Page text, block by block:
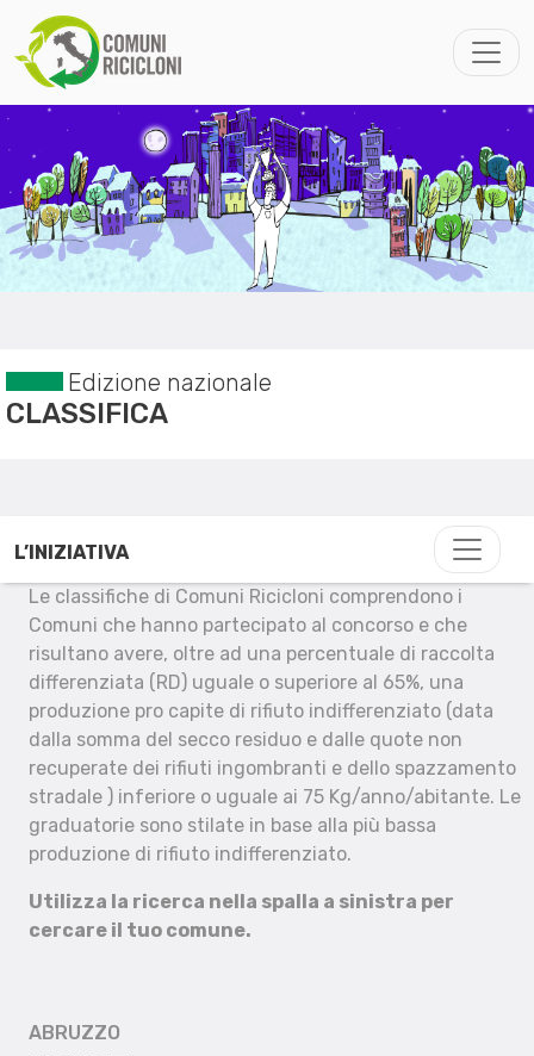
Edizione nazionale
CLASSIFICA
L’INIZIATIVA
Le classifiche di Comuni Ricicloni comprendono i
Comuni che hanno partecipato al concorso e che
risultano avere, oltre ad una percentuale di raccolta
differenziata (RD) uguale o superiore al 65%, una
produzione pro capite di rifiuto indifferenziato (data
dalla somma del secco residuo e dalle quote non
recuperate dei rifiuti ingombranti e dello spazzamento
stradale ) inferiore o uguale ai 75 Kg/anno/abitante. Le
graduatorie sono stilate in base alla più bassa
produzione di rifiuto indifferenziato.
Utilizza la ricerca nella spalla a sinistra per
cercare il tuo comune.
ABRUZZO